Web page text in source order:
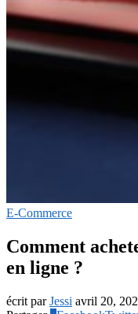
E-Commerce
Comment
en ligne ?
écrit parJessi avril 20,